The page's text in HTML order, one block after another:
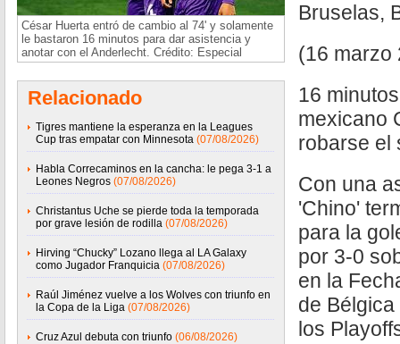
César Huerta entró de cambio al 74' y solamente
le bastaron 16 minutos para dar asistencia y
anotar con el Anderlecht. Crédito: Especial
Relacionado
Tigres mantiene la esperanza en la Leagues
Cup tras empatar con Minnesota (07/08/2026)
Habla Correcaminos en la cancha: le pega 3-1 a
Leones Negros (07/08/2026)
Christantus Uche se pierde toda la temporada
por grave lesión de rodilla (07/08/2026)
Hirving “Chucky” Lozano llega al LA Galaxy
como Jugador Franquicia (07/08/2026)
Raúl Jiménez vuelve a los Wolves con triunfo en
la Copa de la Liga (07/08/2026)
Cruz Azul debuta con triunfo (06/08/2026)
Bruselas,
(16 marzo
16
mexicano
robarse el
Con una
'Chino'
para la
por 3-0
en la
de
los